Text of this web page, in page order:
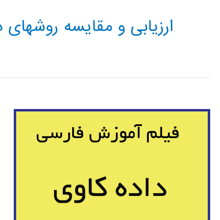
ارزیابی و مقایسه